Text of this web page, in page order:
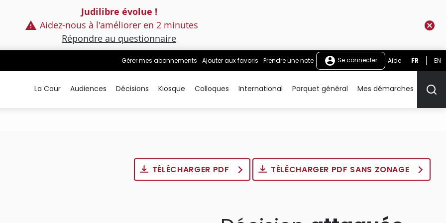
Judilibre évolue !
Aidez-nous à l'améliorer en 2 minutes
Répondre au questionnaire
Gérer mes abonnements Ajouter aux favoris Prendre une note Se connecter Aide FR EN
La Cour Audiences Décisions Kiosque Colloques International Parquet général Mes démarches
TÉLÉCHARGER PDF TÉLÉCHARGER PDF SANS ZONAGE